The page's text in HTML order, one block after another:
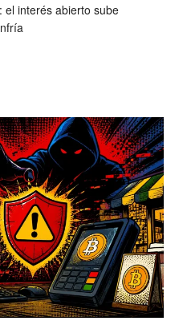
el interés abierto sube